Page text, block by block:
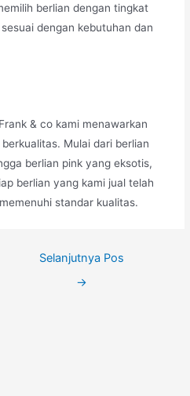
berlian dengan tingkat
dengan kebutuhan dan
Frank & co kami menawarkan
Mulai dari berlian
berlian pink yang eksotis,
berlian yang kami jual telah
standar kualitas.
Selanjutnya Pos
→